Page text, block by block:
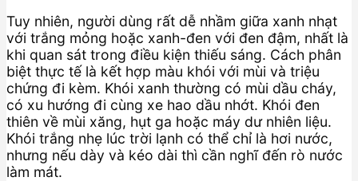
Tuy nhiên, người dùng rất dễ nhầm giữa xanh nhạt
với trắng mỏng hoặc xanh-đen với đen đậm, nhất là
khi quan sát trong điều kiện thiếu sáng. Cách phân
biệt thực tế là kết hợp màu khói với mùi và triệu
chứng đi kèm. Khói xanh thường có mùi dầu cháy,
có xu hướng đi cùng xe hao dầu nhớt. Khói đen
thiên về mùi xăng, hụt ga hoặc máy dư nhiên liệu.
Khói trắng nhẹ lúc trời lạnh có thể chỉ là hơi nước,
nhưng nếu dày và kéo dài thì cần nghĩ đến rò nước
làm mát.